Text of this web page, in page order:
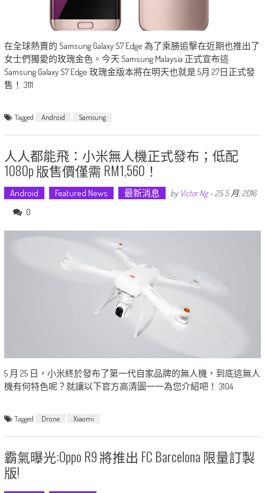
在全球熱賣的 Samsung Galaxy S7 Edge 為了乘勝追擊在近期也推出了
女士們獨愛的玫瑰金色。今天 Samsung Malaysia 正式宣布這
Samsung Galaxy S7 Edge 玫瑰金版本將在明天也就是 5月 27日正式發
售！ 3111
Tagged Android Samsung
人人都能飛：小米無人機正式發布；低配
1080p 版售價僅需 RM1,560！
Android Featured News 最新消息 by Victor Ng- 25 5 月, 2016
0
5 月 25 日，小米終於發布了第一代自家品牌的無人機，到底這無人
機有何特色呢？就讓以下官方高清圖一一為您介紹吧！ 3104
Tagged Drone Xiaomi
霸氣曝光:Oppo R9 將推出 FC Barcelona 限量訂製
版!